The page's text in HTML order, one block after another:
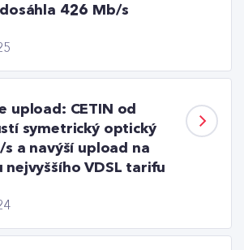
426 Mb/s
upload: CETIN od
symetrický optický
a navýší upload na
nejvyššího VDSL tarifu